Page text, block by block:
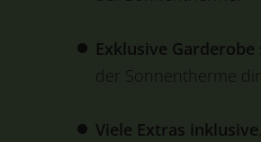
Exklusive Garderobe
der Sonnentherme
Viele Extras inklusive